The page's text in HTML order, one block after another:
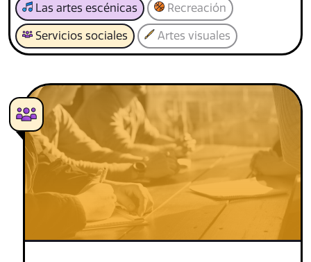
Las artes escénicas Recreación
Servicios sociales Artes visuales